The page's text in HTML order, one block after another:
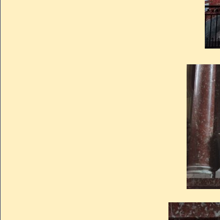
prient place le 21 juillet
tombe de Fénelon put enfin